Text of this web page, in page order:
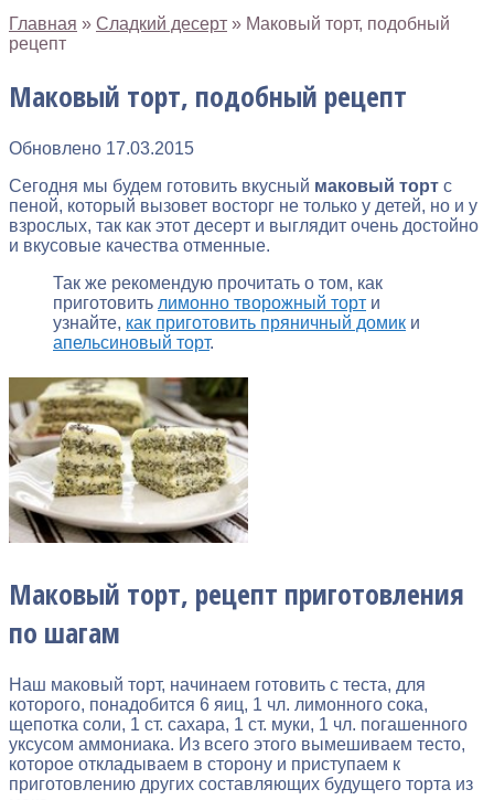
Главная » Сладкий десерт » Маковый торт, подобный
рецепт
Маковый торт, подобный рецепт
Обновлено 17.03.2015
Сегодня мы будем готовить вкусный маковый торт с
пеной, который вызовет восторг не только у детей, но и у
взрослых, так как этот десерт и выглядит очень достойно
и вкусовые качества отменные.
Так же рекомендую прочитать о том, как
приготовить лимонно творожный торт и
узнайте, как приготовить пряничный домик и
апельсиновый торт.
Маковый торт, рецепт приготовления
по шагам
Наш маковый торт, начинаем готовить с теста, для
которого, понадобится 6 яиц, 1 чл. лимонного сока,
щепотка соли, 1 ст. сахара, 1 ст. муки, 1 чл. погашенного
уксусом аммониака. Из всего этого вымешиваем тесто,
которое откладываем в сторону и приступаем к
приготовлению других составляющих будущего торта из